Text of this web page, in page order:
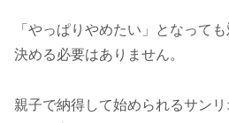
「やっぱりやめたい」となって
決める必要はありません。
親子で納得して始められるサン